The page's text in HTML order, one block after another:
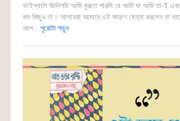
ফাইন্যালি জিনিশটা আমি বুঝতে পারসি যে আমি যা আমি তা-ই এবং
কম কিছুও না। আপনেরা আমারে এই কারণে ঘেন্না করলেন না
আপ... পুরোটা পড়ুন